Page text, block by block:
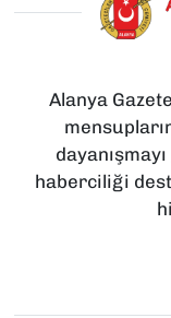
Alanya
haberciliği